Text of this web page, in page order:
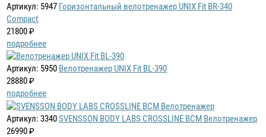
Артикул: 5947 Горизонтальный велотренажер UNIX Fit BR-340
Compact
21800 ₽
подробнее
Артикул: 5950 Велотренажер UNIX Fit BL-390
28880 ₽
подробнее
Артикул: 3340SVENSSON BODY LABS CROSSLINE BCM Велотренажер
26990 ₽